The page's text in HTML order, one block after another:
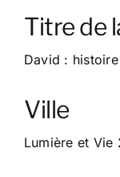
Contact
Titre de
David :
Ville
Lumière et